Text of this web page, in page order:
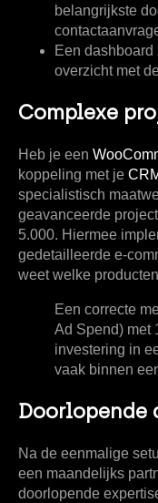
belangrijkste
Een dashboard
overzicht met
Complexe
Heb je een
koppeling met je
specialistisch
geavanceerde
5.000. Hiermee
gedetailleerde e-
weet welke
Een correcte
Ad Spend) met
investering in
vaak binnen
Doorlopende
Na de eenmalige
een maandelijks
doorlopende